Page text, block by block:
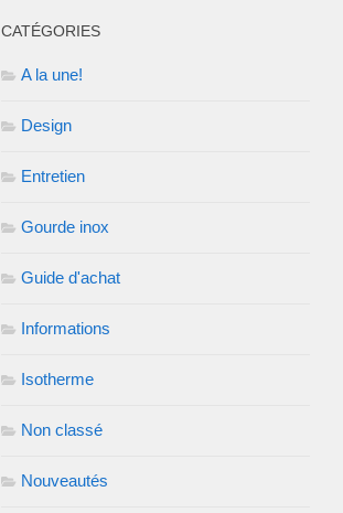
CATÉGORIES
A la une!
Design
Entretien
Gourde inox
Guide d'achat
Informations
Isotherme
Non classé
Nouveautés